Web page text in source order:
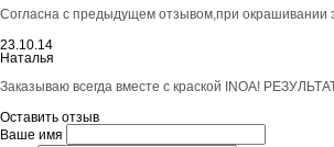
Согласна с предыдущем отзывом,при окрашивании
23.10.14
Наталья
Заказываю всегда вместе с краской INOA!
Оставить отзыв
Ваше имя